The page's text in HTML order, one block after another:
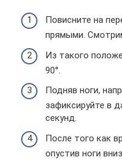
Повисните на
прямыми.
Из такого
90°.
Подняв ноги,
зафиксируйте в
секунд.
После того как
опустив ноги